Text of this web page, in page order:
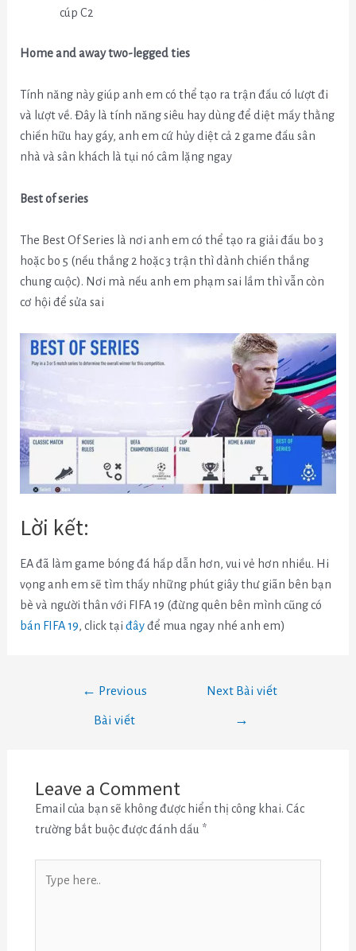
cúp C2
Home and away two-legged ties
Tính năng này giúp anh em có thể tạo ra trận đấu có lượt đi
và lượt về. Đây là tính năng siêu hay dùng để diệt mấy thằng
chiến hữu hay gáy, anh em cứ hủy diệt cả 2 game đấu sân
nhà và sân khách là tụi nó câm lặng ngay
Best of series
The Best Of Series là nơi anh em có thể tạo ra giải đấu bo 3
hoặc bo 5 (nếu thắng 2 hoặc 3 trận thì dành chiến thắng
chung cuộc). Nơi mà nếu anh em phạm sai lầm thì vẫn còn
cơ hội để sửa sai
Lời kết:
EA đã làm game bóng đá hấp dẫn hơn, vui vẻ hơn nhiều. Hi
vọng anh em sẽ tìm thấy những phút giây thư giãn bên bạn
bè và người thân với FIFA 19 (đừng quên bên mình cũng có
bán FIFA 19, click tạiđâyđể mua ngay nhé anh em)
← Previous
Bài viết
Next Bài viết
→
Leave a Comment
Email của bạn sẽ không được hiển thị công khai. Các
trường bắt buộc được đánh dấu *
here..